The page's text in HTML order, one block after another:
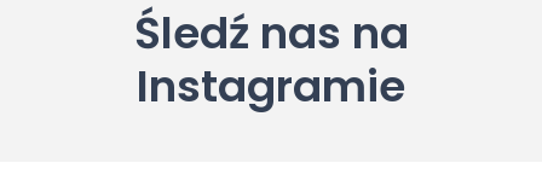
Śledź nas na
Instagramie